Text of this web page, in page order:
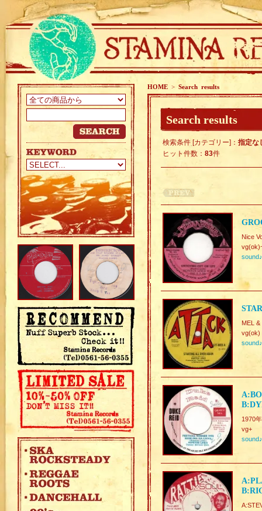
HOME > Search results
Search results
検索条件 [カテゴリー]： 指定な
ヒット件数： 83件
Nice
sound♪
MEL
vg(ok)
sound♪
1970
vg+
sound♪